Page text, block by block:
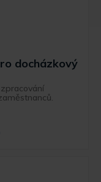
docházkový